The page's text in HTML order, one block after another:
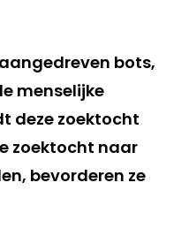
bots,
menselijke
deze zoektocht
zoektocht naar
bevorderen ze